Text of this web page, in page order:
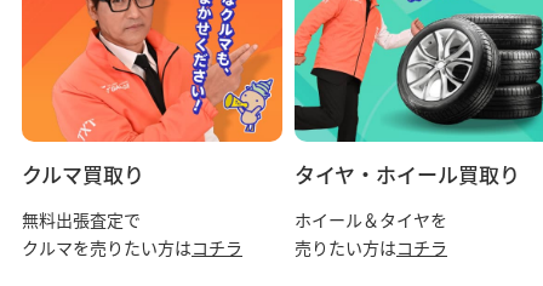
クルマ買取り
無料出張査定で
クルマを売りたい方はコチラ
タイヤ・ホイール買取り
ホイール＆タイヤを
売りたい方はコチラ